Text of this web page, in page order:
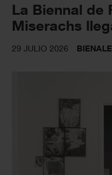
La Biennal de
Miserachs
29 JULIO 2026